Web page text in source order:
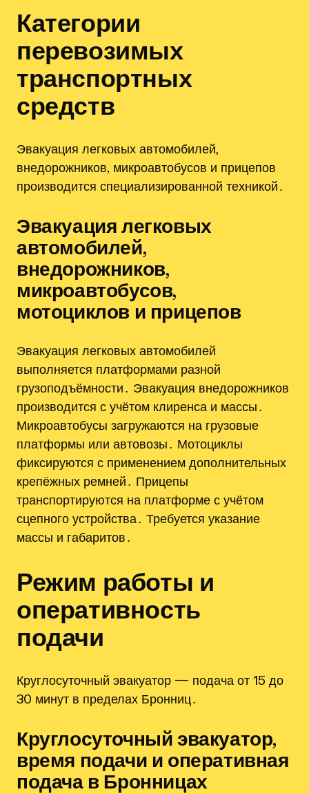
Категории
перевозимых
транспортных
средств
Эвакуация легковых автомобилей‚
внедорожников‚ микроавтобусов и прицепов
производится специализированной техникой․
Эвакуация легковых
автомобилей‚
внедорожников‚
микроавтобусов‚
мотоциклов и прицепов
Эвакуация легковых автомобилей
выполняется платформами разной
грузоподъёмности․ Эвакуация внедорожников
производится с учётом клиренса и массы․
Микроавтобусы загружаются на грузовые
платформы или автовозы․ Мотоциклы
фиксируются с применением дополнительных
крепёжных ремней․ Прицепы
транспортируются на платформе с учётом
сцепного устройства․ Требуется указание
массы и габаритов․
Режим работы и
оперативность
подачи
Круглосуточный эвакуатор — подача от 15 до
30 минут в пределах Бронниц․
Круглосуточный эвакуатор,
время подачи и оперативная
подача в Бронницах